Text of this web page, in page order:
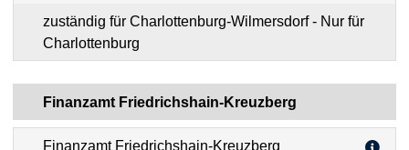
zuständig für Charlottenburg-Wilmersdorf - Nur für
Charlottenburg
Finanzamt Friedrichshain-Kreuzberg
Finanzamt Friedrichshain-Kreuzberg